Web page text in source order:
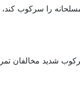
را سرکوب
شدید